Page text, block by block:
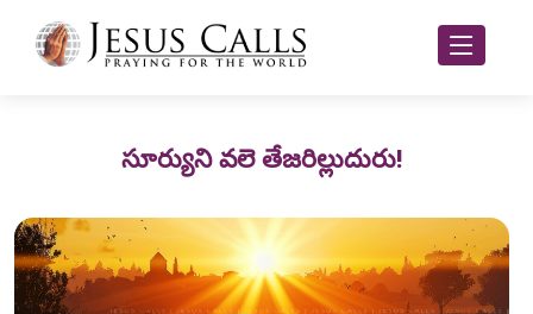
సూర్యుని వలె తేజరిల్లుదురు!